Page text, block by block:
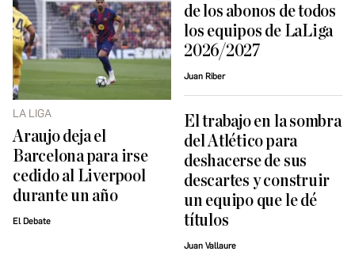
LA LIGA
Araujo deja el
Barcelona para irse
cedido al Liverpool
durante un año
El Debate
de los abonos de todos
los equipos de LaLiga
2026/2027
Juan Riber
El trabajo en la sombra
del Atlético para
deshacerse de sus
descartes y construir
un equipo que le dé
títulos
Juan Vallaure